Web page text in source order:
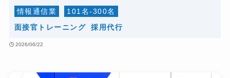
情報​通信​業
10​1​名​-300​名
面接官トレーニング
採用代行
2026/06/22